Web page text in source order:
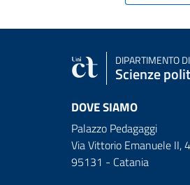
DIPARTIMENTO DI
Scienze
DOVE SIAMO
Palazzo Pedagaggi
Via Vittorio Emanuele II,
95131 - Catania